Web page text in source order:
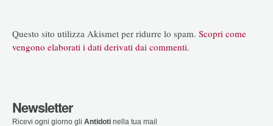
Questo sito utilizza Akismet per ridurre lo spam. Scopri come
vengono elaborati i dati derivati dai commenti.
Newsletter
Ricevi ogni giorno gli Antidoti nella tua mail